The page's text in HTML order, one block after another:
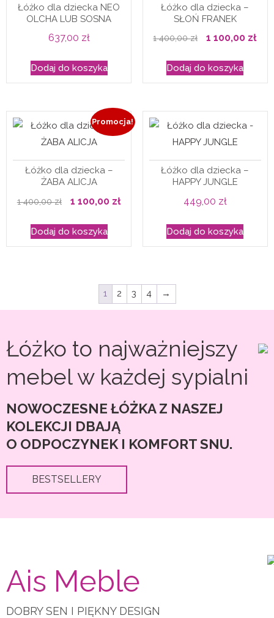
Łóżko dla dziecka NEO
OLCHA LUB SOSNA
637,00 zł
Dodaj do koszyka
Łóżko dla dziecka –
SŁOŃ FRANEK
1 400,00zł
Pierwotna
wynosiła:
1 100,00 zł
Dodaj do koszyka
Promocja!
Łóżko dla dziecka –
ŻABA ALICJA
1 400,00zł
Pierwotna
wynosiła:
1 100,00 złAktualna
Dodaj do koszyka
Łóżko dla dziecka –
HAPPY JUNGLE
449,00 zł
Dodaj do koszyka
1 2 3 4 →
Łóżko to najważniejszy
mebel w każdej sypialni
NOWOCZESNE ŁÓŻKA Z NASZEJ
KOLEKCJI DBAJĄ
O ODPOCZYNEK I KOMFORT SNU.
BESTSELLERY
Ais Meble
DOBRY SEN I PIĘKNY DESIGN